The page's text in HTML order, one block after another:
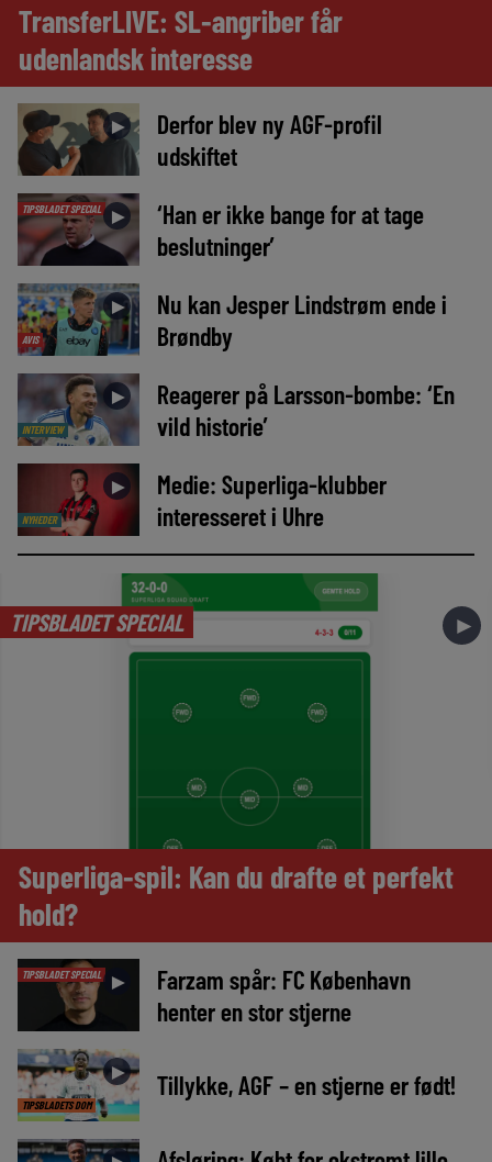
TransferLIVE: SL-angriber får
udenlandsk interesse
►
Derfor blev ny AGF-profil
udskiftet
TIPSBLADET SPECIAL ►
‘Han er ikke bange for at tage
beslutninger’
AVIS
►
Nu kan Jesper Lindstrøm ende i
Brøndby
INTERVIEW
►
Reagerer på Larsson-bombe: ‘En
vild historie’
NYHEDER
►
Medie: Superliga-klubber
interesseret i Uhre
TIPSBLADET SPECIAL ►
Superliga-spil: Kan du drafte et perfekt
hold?
TIPSBLADET SPECIAL ►
Farzam spår: FC København
henter en stor stjerne
TIPSBLADETS DOM
► Tillykke, AGF – en stjerne er født!